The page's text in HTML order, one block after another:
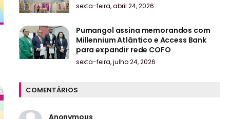
sexta-feira, abril 24, 2026
Pumangol assina memorandos com
Millennium Atlântico e Access Bank
para expandir rede COFO
sexta-feira, julho 24, 2026
COMENTÁRIOS
Anonymous